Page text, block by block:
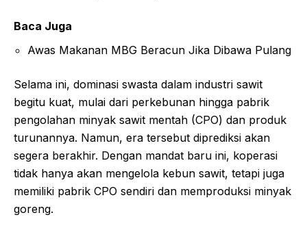
Baca Juga
Awas Makanan MBG Beracun Jika Dibawa Pulang
Selama ini, dominasi swasta dalam industri sawit
begitu kuat, mulai dari perkebunan hingga pabrik
pengolahan minyak sawit mentah (CPO) dan produk
turunannya. Namun, era tersebut diprediksi akan
segera berakhir. Dengan mandat baru ini, koperasi
tidak hanya akan mengelola kebun sawit, tetapi juga
memiliki pabrik CPO sendiri dan memproduksi minyak
goreng.